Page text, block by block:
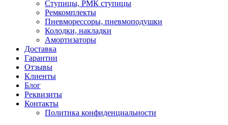
Ступицы, РМК ступицы
Ремкомплекты
Пневморессоры, пневмоподушки
Колодки, накладки
Амортизаторы
Доставка
Гарантии
Отзывы
Клиенты
Блог
Реквизиты
Контакты
Политика конфиденциальности